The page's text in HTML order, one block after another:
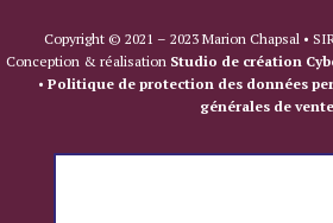
Copyright © 2021 – 2023 Marion Chapsal •
Conception & réalisation Studio de création
• Politique de protection des données
générales de vente